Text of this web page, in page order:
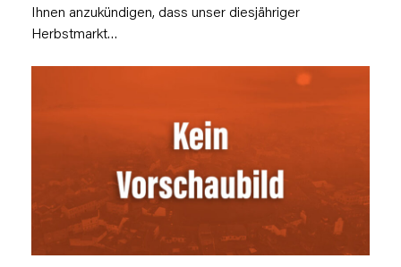
Ihnen anzukündigen, dass unser diesjähriger
Herbstmarkt…